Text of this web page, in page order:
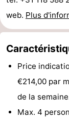
golf
Sportive
Equitation
Conduite
de
l'anneau
Boire
et
Événements
Forum
web. Plus
Price
€214,00 par milieu
de la
Max. 4